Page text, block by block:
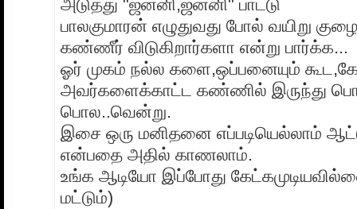
அடுத்து "ஜனனி,ஜனனி" பாட்டு
பாலகுமாரன் எழுதுவது போல் வயிறு
கண்ணீர் விடுகிறார்களா என்று பார்க்க...
ஓர் முகம் நல்ல களை,ஒப்பனையும்
அவர்களைக்காட்ட கண்ணில் இருந்து
பொல..வென்று.
இசை ஒரு மனிதனை எப்படியெல்லாம்
என்பதை அதில் காணலாம்.
உங்க ஆடியோ இப்போது
மட்டும்)